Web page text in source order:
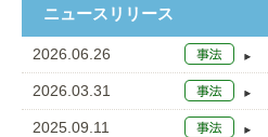
ニュースリリース
2026.06.26
2026.03.31
2025.09.11